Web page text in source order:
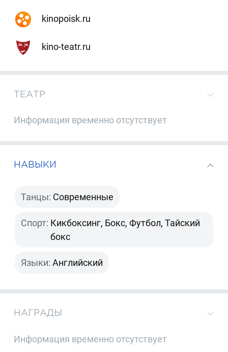
kinopoisk.ru
kino-teatr.ru
ТЕАТР
Информация временно отсутствует
НАВЫКИ
Танцы: Современные
Спорт: Кикбоксинг, Бокс, Футбол, Тайский
бокс
Языки: Английский
НАГРАДЫ
Информация временно отсутствует